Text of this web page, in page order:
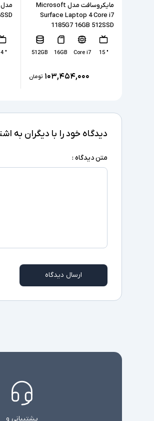
مایکروسافت مدل Microsoft
Surface Laptop 4 Core i7
1185G7 16GB 512SSD
" 15
Core i7
16GB
512GB
۱۰۳,۴۵۴,۰۰۰ تومان
" 14
دیدگاه خود را با دیگران به
متن دیدگاه :
ارسال دیدگاه
پشتیبانی و